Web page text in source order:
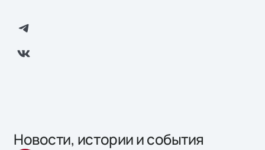
Новости, истории и события